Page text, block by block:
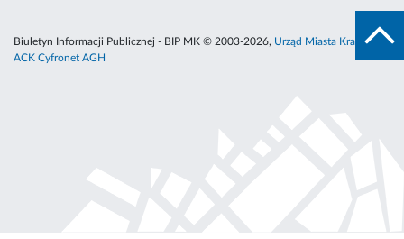
Biuletyn Informacji Publicznej - BIP MK © 2003-2026, Urząd Miasta Krakowa
ACK Cyfronet AGH